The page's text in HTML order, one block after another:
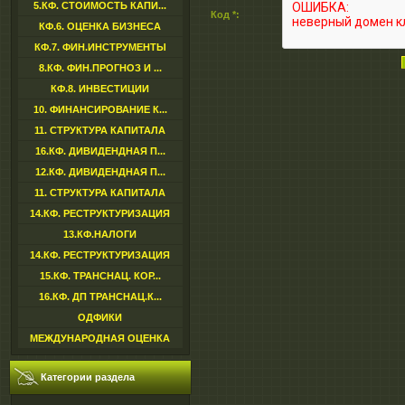
5.КФ. СТОИМОСТЬ КАПИ...
КФ.6. ОЦЕНКА БИЗНЕСА
КФ.7. ФИН.ИНСТРУМЕНТЫ
8.КФ. ФИН.ПРОГНОЗ И ...
КФ.8. ИНВЕСТИЦИИ
10. ФИНАНСИРОВАНИЕ К...
11. СТРУКТУРА КАПИТАЛА
16.КФ. ДИВИДЕНДНАЯ П...
12.КФ. ДИВИДЕНДНАЯ П...
11. СТРУКТУРА КАПИТАЛА
14.КФ. РЕСТРУКТУРИЗАЦИЯ
13.КФ.НАЛОГИ
14.КФ. РЕСТРУКТУРИЗАЦИЯ
15.КФ. ТРАНСНАЦ. КОР...
16.КФ. ДП ТРАНСНАЦ.К...
ОДФИКИ
МЕЖДУНАРОДНАЯ ОЦЕНКА
Категории раздела
Код *: